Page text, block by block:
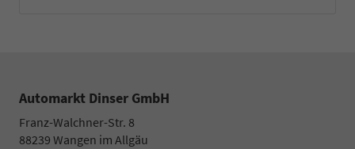
Automarkt Dinser GmbH
Franz-Walchner-Str. 8
88239 Wangen im Allgäu